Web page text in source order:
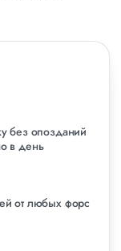
без опозданий
в день
от любых форс